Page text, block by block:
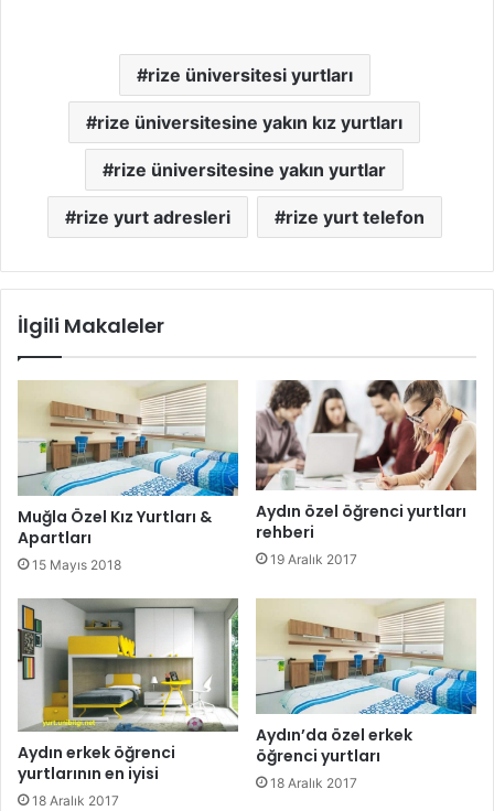
rize üniversitesi yurtları
rize üniversitesine yakın kız yurtları
rize üniversitesine yakın yurtlar
rize yurt adresleri rize yurt telefon
İlgili Makaleler
Muğla Özel Kız Yurtları &
Apartları
15 Mayıs 2018
Aydın özel öğrenci yurtları
rehberi
19 Aralık 2017
Aydın erkek öğrenci
yurtlarının en iyisi
18 Aralık 2017
Aydın’da özel erkek
öğrenci yurtları
18 Aralık 2017